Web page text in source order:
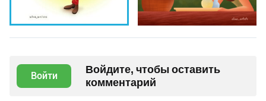
Войти
Войдите, чтобы оставить
комментарий